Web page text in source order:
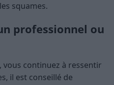
squames.
professionnel ou
vous continuez à ressentir
il est conseillé de